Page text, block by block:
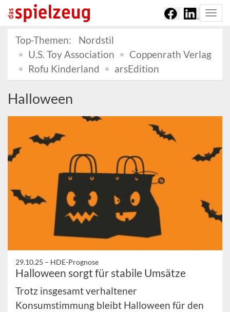
Top-Themen:
Nordstil
U.S. Toy Association
Coppenrath Verlag
Rofu Kinderland
arsEdition
Halloween
29.10.25 – HDE-Prognose
Halloween sorgt für stabile Umsätze
Trotz insgesamt verhaltener
Konsumstimmung bleibt Halloween für den